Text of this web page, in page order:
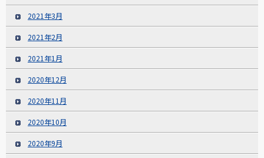
2021年3月
2021年2月
2021年1月
2020年12月
2020年11月
2020年10月
2020年9月